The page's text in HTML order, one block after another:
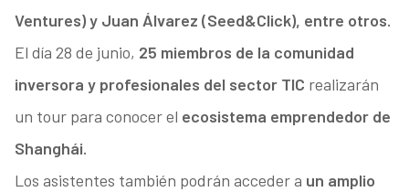
Ventures) y Juan Álvarez (Seed&Click), entre otros.
El día 28 de junio, 25 miembros de la comunidad
inversora y profesionales del sector TIC realizarán
un tour para conocer el ecosistema emprendedor de
Shanghái.
Los asistentes también podrán acceder a un amplio